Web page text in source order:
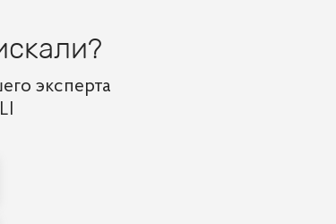
эксперта